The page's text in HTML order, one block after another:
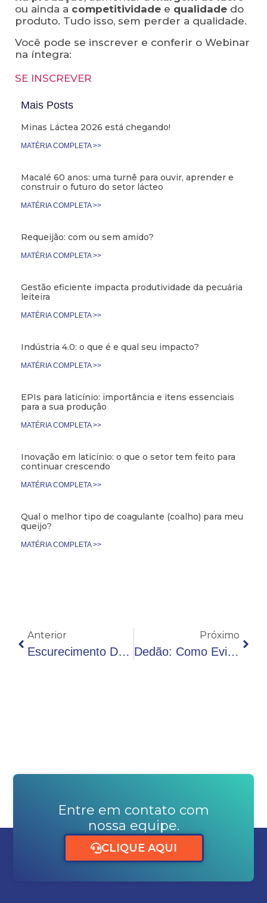
ou ainda a competitividade e qualidade do
produto. Tudo isso, sem perder a qualidade.
Você pode se inscrever e conferir o Webinar
na íntegra:
SE INSCREVER
Mais Posts
Minas Láctea 2026 está chegando!
MATÉRIA COMPLETA >>
Macalé 60 anos: uma turnê para ouvir, aprender e
construir o futuro do setor lácteo
MATÉRIA COMPLETA >>
Requeijão: com ou sem amido?
MATÉRIA COMPLETA >>
Gestão eficiente impacta produtividade da pecuária
leiteira
MATÉRIA COMPLETA >>
Indústria 4.0: o que é e qual seu impacto?
MATÉRIA COMPLETA >>
EPIs para laticínio: importância e itens essenciais
para a sua produção
MATÉRIA COMPLETA >>
Inovação em laticínio: o que o setor tem feito para
continuar crescendo
MATÉRIA COMPLETA >>
Qual o melhor tipo de coagulante (coalho) para meu
queijo?
MATÉRIA COMPLETA >>
Anterior
Escurecimento Da Mussarela: Causas E Como Evitar
Próximo
Dedão: Como Evitar Os Buracos Na Mussarela
Entre em contato com
nossa equipe.
CLIQUE AQUI